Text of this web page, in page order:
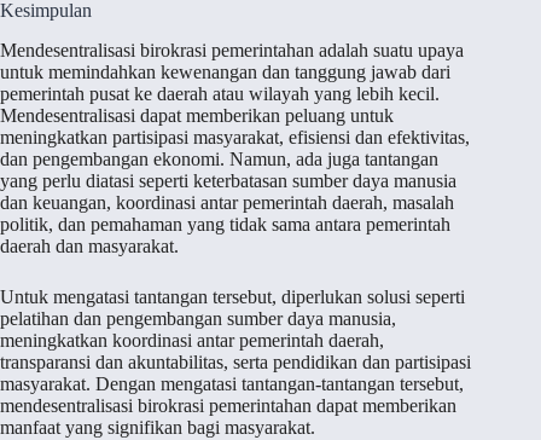
Kesimpulan
Mendesentralisasi birokrasi pemerintahan adalah suatu upaya
untuk memindahkan kewenangan dan tanggung jawab dari
pemerintah pusat ke daerah atau wilayah yang lebih kecil.
Mendesentralisasi dapat memberikan peluang untuk
meningkatkan partisipasi masyarakat, efisiensi dan efektivitas,
dan pengembangan ekonomi. Namun, ada juga tantangan
yang perlu diatasi seperti keterbatasan sumber daya manusia
dan keuangan, koordinasi antar pemerintah daerah, masalah
politik, dan pemahaman yang tidak sama antara pemerintah
daerah dan masyarakat.
Untuk mengatasi tantangan tersebut, diperlukan solusi seperti
pelatihan dan pengembangan sumber daya manusia,
meningkatkan koordinasi antar pemerintah daerah,
transparansi dan akuntabilitas, serta pendidikan dan partisipasi
masyarakat. Dengan mengatasi tantangan-tantangan tersebut,
mendesentralisasi birokrasi pemerintahan dapat memberikan
manfaat yang signifikan bagi masyarakat.